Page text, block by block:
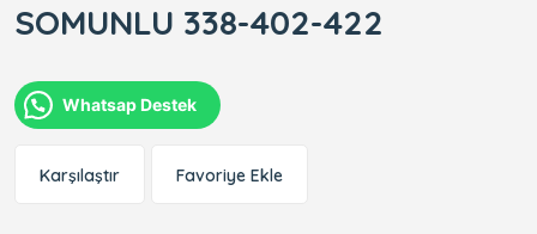
SOMUNLU 338-402-422
Whatsap Destek
Karşılaştır Favoriye Ekle